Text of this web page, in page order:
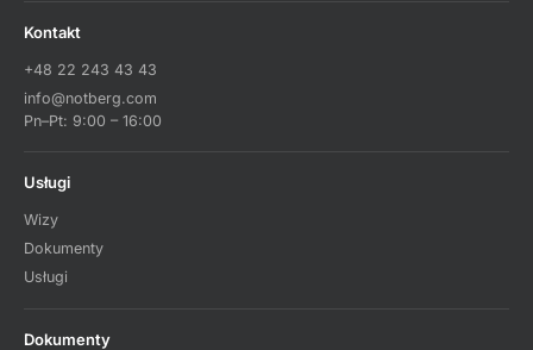
Kontakt
+48 22 243 43 43
info@notberg.com
Pn–Pt: 9:00 – 16:00
Usługi
Wizy
Dokumenty
Usługi
Dokumenty